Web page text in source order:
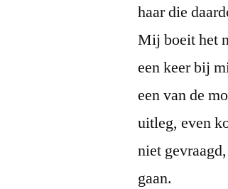
haar die
Mij boeit het
een keer bij
een van de
uitleg, even
niet
gaan.